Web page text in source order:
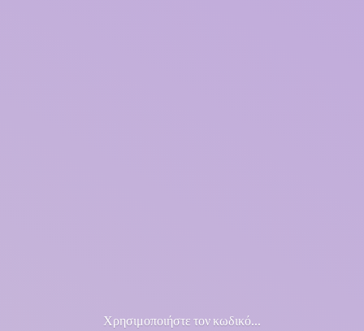
Χρησιμοποιήστε τον κωδικό...